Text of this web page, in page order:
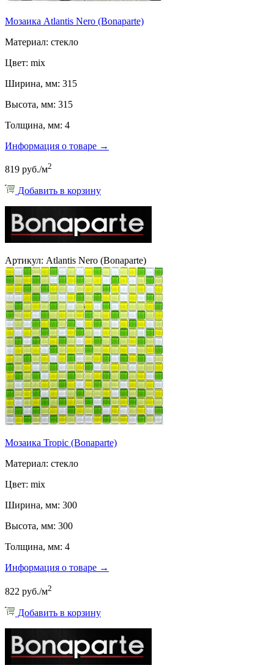
Мозаика Atlantis Nero (Bonaparte)
Материал: стекло
Цвет: mix
Ширина, мм: 315
Высота, мм: 315
Толщина, мм: 4
Информация о товаре →
819 руб./м2
Добавить в корзину
Артикул: Atlantis Nero (Bonaparte)
Мозаика Tropic (Bonaparte)
Материал: стекло
Цвет: mix
Ширина, мм: 300
Высота, мм: 300
Толщина, мм: 4
Информация о товаре →
822 руб./м2
Добавить в корзину